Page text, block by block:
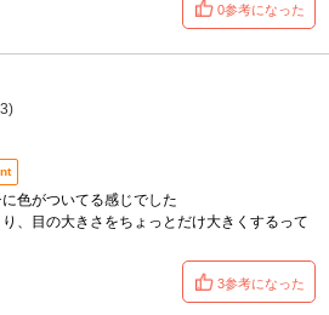
0参考になった
色がついてる感じでした
、目の大きさをちょっとだけ大きくするって
3参考になった